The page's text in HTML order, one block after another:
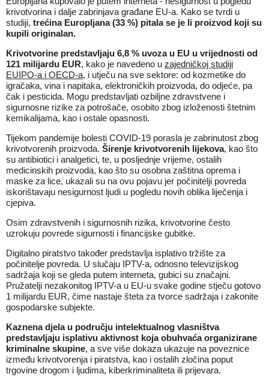
krivotvorina i dalje zabrinjava građane EU-a. Kako se tvrdi u
studiji, trećina Europljana (33 %) pitala se je li proizvod koji su
kupili originalan.
Krivotvorine predstavljaju 6,8 % uvoza u EU u vrijednosti od
121 milijardu EUR, kako je navedeno u zajedničkoj studiji
EUIPO-a i OECD-a, i utječu na sve sektore: od kozmetike do
igračaka, vina i napitaka, elektroničkih proizvoda, do odjeće, pa
čak i pesticida. Mogu predstavljati ozbiljne zdravstvene i
sigurnosne rizike za potrošače, osobito zbog izloženosti štetnim
kemikalijama, kao i ostale opasnosti.
Tijekom pandemije bolesti COVID-19 porasla je zabrinutost zbog
krivotvorenih proizvoda. Širenje krivotvorenih lijekova, kao što
su antibiotici i analgetici, te, u posljednje vrijeme, ostalih
medicinskih proizvoda, kao što su osobna zaštitna oprema i
maske za lice, ukazali su na ovu pojavu jer počinitelji povreda
iskorištavaju nesigurnost ljudi u pogledu novih oblika liječenja i
cjepiva.
Osim zdravstvenih i sigurnosnih rizika, krivotvorine često
uzrokuju povrede sigurnosti i financijske gubitke.
Digitalno piratstvo također predstavlja isplativo tržište za
počinitelje povreda. U slučaju IPTV-a, odnosno televizijskog
sadržaja koji se gleda putem interneta, gubici su značajni.
Pružatelji nezakonitog IPTV-a u EU-u svake godine stječu gotovo
1 milijardu EUR, čime nastaje šteta za tvorce sadržaja i zakonite
gospodarske subjekte.
Kaznena djela u području intelektualnog vlasništva
predstavljaju isplativu aktivnost koja obuhvaća organizirane
kriminalne skupine, a sve više dokaza ukazuje na poveznice
između krivotvorenja i piratstva, kao i ostalih zločina poput
trgovine drogom i ljudima, kiberkriminaliteta ili prijevara.